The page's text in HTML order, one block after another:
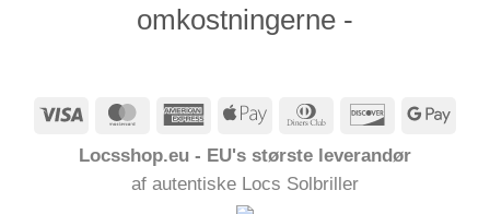
omkostningerne -
Visum MasterCardAmericanApple
Dinners
Opdage
Locsshop.eu - EU's største leverandør
af autentiske Locs Solbriller